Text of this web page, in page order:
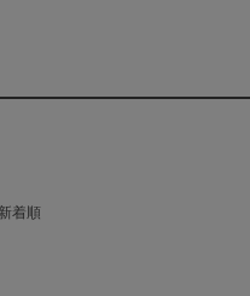
新着順